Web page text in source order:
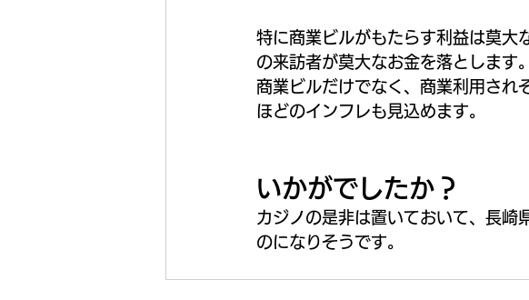
特に商業ビルがもたらす利益は莫大
の来訪者が莫大なお金を落とします。
商業ビルだけでなく、商業利用され
ほどのインフレも見込めます。
いかがでしたか？
カジノの是非は置いておいて、長崎
のになりそうです。